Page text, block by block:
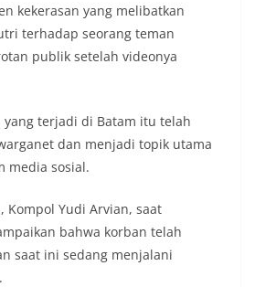
kekerasan yang melibatkan
terhadap seorang teman
publik setelah videonya
yang terjadi di Batam itu telah
dan menjadi topik utama
media sosial.
Kompol Yudi Arvian, saat
bahwa korban telah
saat ini sedang menjalani